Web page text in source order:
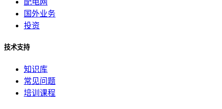
配电网
国外业务
投资
技术支持
知识库
常见问题
培训课程